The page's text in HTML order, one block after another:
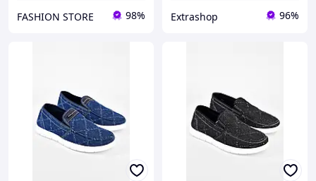
FASHION STORE 98% Extrashop 96%